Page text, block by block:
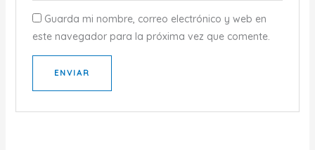
Guarda mi nombre, correo electrónico y web en
este navegador para la próxima vez que comente.